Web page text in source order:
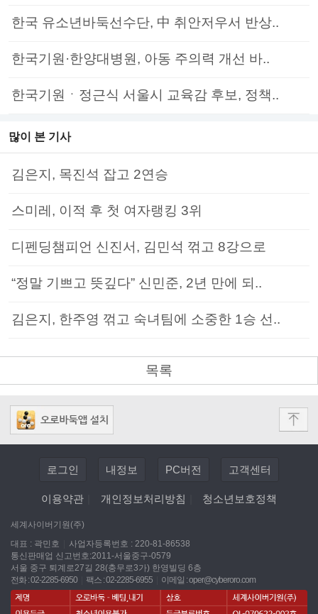
한국 유소년바둑선수단, 中 취안저우서 반상..
한국기원·한양대병원, 아동 주의력 개선 바..
한국기원ㆍ정근식 서울시 교육감 후보, 정책..
많이 본 기사
김은지, 목진석 잡고 2연승
스미레, 이적 후 첫 여자랭킹 3위
디펜딩챔피언 신진서, 김민석 꺾고 8강으로
“정말 기쁘고 뜻깊다” 신민준, 2년 만에 되..
김은지, 한주영 꺾고 숙녀팀에 소중한 1승 선..
목록
로그인 내정보 PC버전 고객센터
이용약관 개인정보처리방침 청소년보호정책
세계사이버기원(주)
대표 : 곽민호
사업자등록번호 : 220-81-86538
통신판매업 신고번호:2011-서울중구-0579
서울 중구 퇴계로27길 28(충무로3가) 한영빌딩 6층
전화 : 02-2285-6950
팩스 : 02-2285-6955 이메일 :oper@cyberoro.com